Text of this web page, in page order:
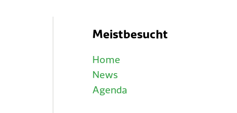
Meistbesucht
Home
News
Agenda